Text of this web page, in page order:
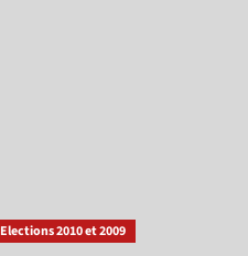
Elections 2010 et 2009